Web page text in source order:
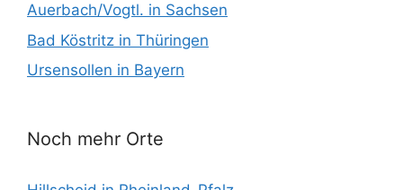
Auerbach/Vogtl. in Sachsen
Bad Köstritz in Thüringen
Ursensollen in Bayern
Noch mehr Orte